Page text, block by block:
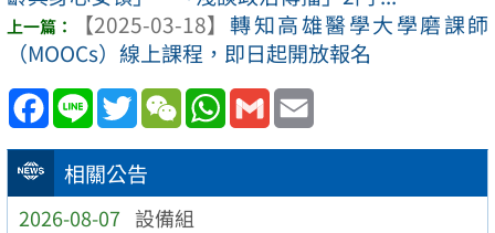
相關公告
2026-08-07 設備組
【2025-03-18】 轉知高雄醫學大學磨課師
（MOOCs）線上課程，即日起開放報名
Facebook
Line TwitterWeChatWhatsApp
Gmail